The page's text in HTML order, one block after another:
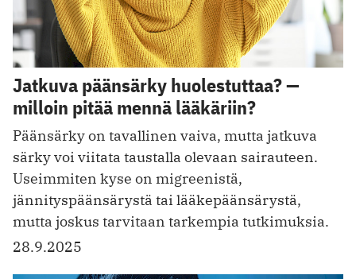
Jatkuva päänsärky huolestuttaa? —
milloin pitää mennä lääkäriin?
Päänsärky on tavallinen vaiva, mutta jatkuva
särky voi viitata taustalla olevaan sairauteen.
Useimmiten kyse on migreenistä,
jännityspäänsärystä tai lääkepäänsärystä,
mutta joskus tarvitaan tarkempia tutkimuksia.
28.9.2025